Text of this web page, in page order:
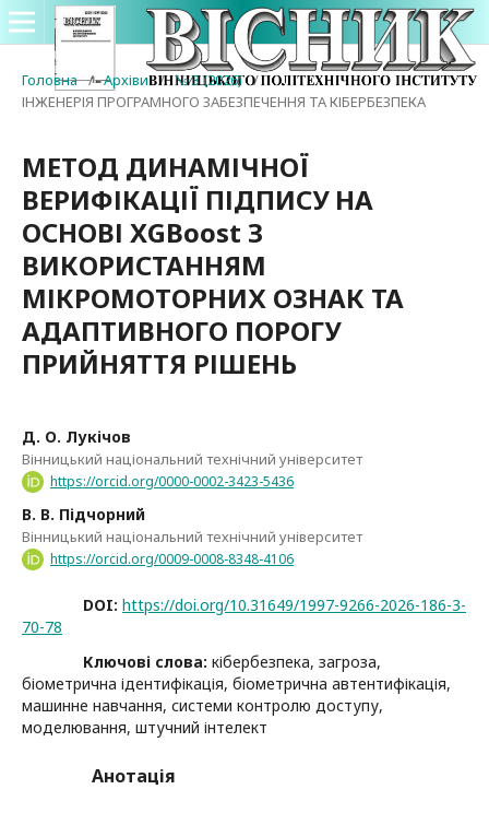
Головна / Архіви / № 3 (2026) /
ІНЖЕНЕРІЯ ПРОГРАМНОГО ЗАБЕЗПЕЧЕННЯ ТА КІБЕРБЕЗПЕКА
МЕТОД ДИНАМІЧНОЇ
ВЕРИФІКАЦІЇ ПІДПИСУ НА
ОСНОВІ XGBoost З
ВИКОРИСТАННЯМ
МІКРОМОТОРНИХ ОЗНАК ТА
АДАПТИВНОГО ПОРОГУ
ПРИЙНЯТТЯ РІШЕНЬ
Д. О. Лукічов
Вінницький національний технічний університет
https://orcid.org/0000-0002-3423-5436
В. В. Підчорний
Вінницький національний технічний університет
https://orcid.org/0009-0008-8348-4106
DOI: https://doi.org/10.31649/1997-9266-2026-186-3-
70-78
Ключові слова: кібербезпека, загроза,
біометрична ідентифікація, біометрична автентифікація,
машинне навчання, системи контролю доступу,
моделювання, штучний інтелект
Анотація